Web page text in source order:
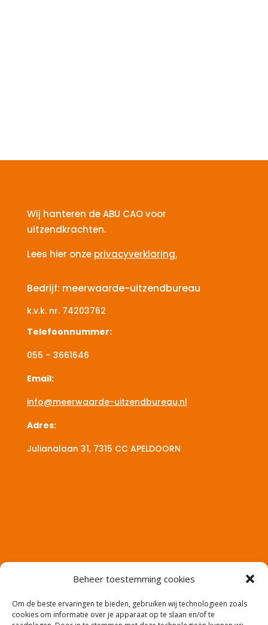
Beheer toestemming cookies
Om de beste ervaringen te bieden, gebruiken wij technologieën zoals
cookies om informatie over je apparaat op te slaan en/of te
Wij hanteren de ABU CAO voor
uitzendkrachten.
Lees hier onze privacyverklaring.
Bedrijf: meerwaarde-uitzendbureau
k.v.k. nr.74203762
Telefoonnummer:
055 – 3661646
Email:
info@meerwaarde-uitzendbureau.nl
Adres:
Julianalaan 31, 7315 CCAPELDOORN